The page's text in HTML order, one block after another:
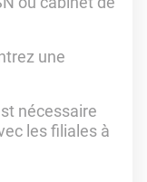
une
nécessaire
les filiales à